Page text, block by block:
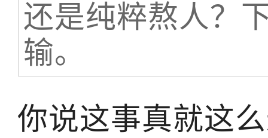
还是纯粹熬人？
输。
你说这事真就这